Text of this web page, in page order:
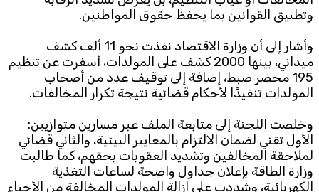
وتطبيق القوانين بما يحفظ حقوق المواطنين.
وأشار إلى أن وزارة الاقتصاد نفذت نحو 11 ألف كشف
ميداني، بينها 2000 كشف على المولدات، أسفرت عن تنظيم
195 محضر ضبط، إضافة إلى توقيف عدد من أصحاب
المولدات تنفيذًا لأحكام قضائية نتيجة تكرار المخالفات.
وخلصت اللجنة إلى متابعة الملف عبر مسارين متوازيين:
الأول تقني لضمان الالتزام بالمعايير البيئية، والثاني قضائي
لملاحقة المخالفين وتشديد العقوبات بحقهم، كما طالبت
وزارة الطاقة بإعلان جداول واضحة لساعات التغذية
الكهربائية، وشددت على إزالة المولدات المخالفة من الأحياء